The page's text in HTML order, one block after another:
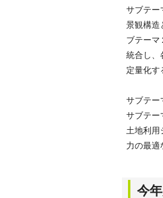
サブテー
景観構造
ブテーマ
統合し、
定量化す
サブテー
サブテー
土地利用
力の最適
今